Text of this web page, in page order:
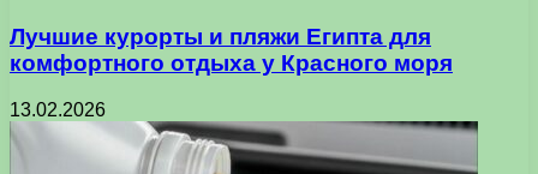
Лучшие курорты и пляжи Египта для
комфортного отдыха у Красного моря
13.02.2026